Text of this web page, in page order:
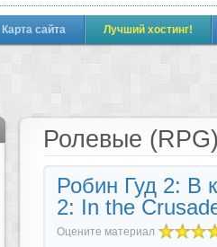
Карта сайта Лучший хостинг!
Ролевые
Робин Гуд 2: В
2: In the
Оцените материал